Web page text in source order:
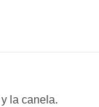
la canela.